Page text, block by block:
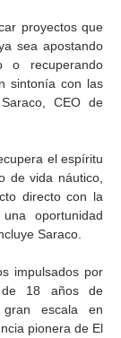
proyectos que
sea apostando
o recuperando
sintonía con las
CEO de
el espíritu
de vida náutico,
directo con la
oportunidad
Saraco.
impulsados por
de 18 años de
gran escala en
pionera de El